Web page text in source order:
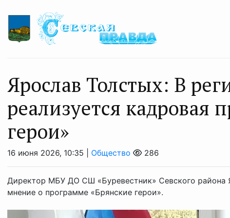
Ярослав Толстых: В
реализуется кадровая
герои»
16 июня 2026, 10:35 | Общество 286
Директор МБУ ДО СШ «Буревестник» Севского района
мнение о программе «Брянские герои».